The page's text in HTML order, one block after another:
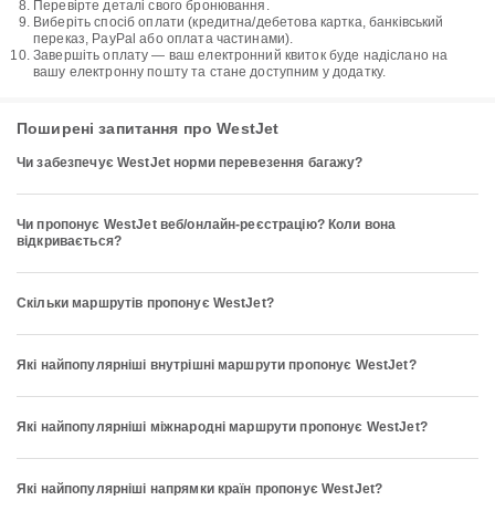
Перевірте деталі свого бронювання.
Виберіть спосіб оплати (кредитна/дебетова картка, банківський
переказ, PayPal або оплата частинами).
Завершіть оплату — ваш електронний квиток буде надіслано на
вашу електронну пошту та стане доступним у додатку.
Поширені запитання про WestJet
Чи забезпечує WestJet норми перевезення багажу?
Чи пропонує WestJet веб/онлайн-реєстрацію? Коли вона
відкривається?
Скільки маршрутів пропонує WestJet?
Які найпопулярніші внутрішні маршрути пропонує WestJet?
Які найпопулярніші міжнародні маршрути пропонує WestJet?
Які найпопулярніші напрямки країн пропонує WestJet?